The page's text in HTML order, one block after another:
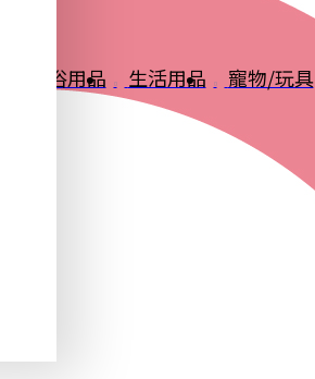
衛浴用品 生活用品 寵物/玩具